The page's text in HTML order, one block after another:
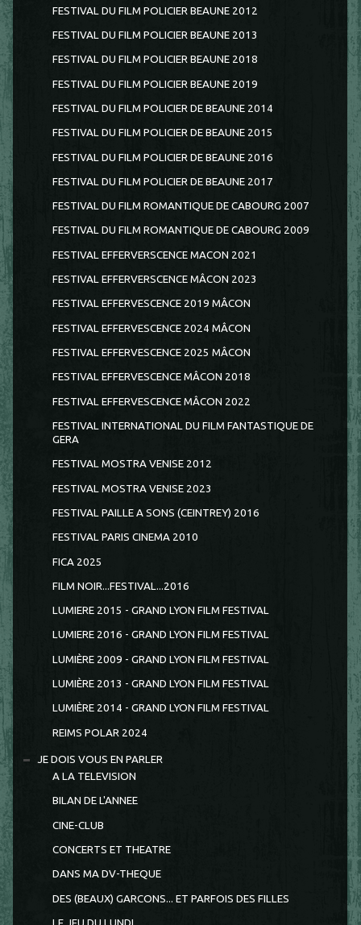
FESTIVAL DU FILM POLICIER BEAUNE 2012
FESTIVAL DU FILM POLICIER BEAUNE 2013
FESTIVAL DU FILM POLICIER BEAUNE 2018
FESTIVAL DU FILM POLICIER BEAUNE 2019
FESTIVAL DU FILM POLICIER DE BEAUNE 2014
FESTIVAL DU FILM POLICIER DE BEAUNE 2015
FESTIVAL DU FILM POLICIER DE BEAUNE 2016
FESTIVAL DU FILM POLICIER DE BEAUNE 2017
FESTIVAL DU FILM ROMANTIQUE DE CABOURG 2007
FESTIVAL DU FILM ROMANTIQUE DE CABOURG 2009
FESTIVAL EFFERVERSCENCE MACON 2021
FESTIVAL EFFERVERSCENCE MÂCON 2023
FESTIVAL EFFERVESCENCE 2019 MÂCON
FESTIVAL EFFERVESCENCE 2024 MÂCON
FESTIVAL EFFERVESCENCE 2025 MÂCON
FESTIVAL EFFERVESCENCE MÂCON 2018
FESTIVAL EFFERVESCENCE MÂCON 2022
FESTIVAL INTERNATIONAL DU FILM FANTASTIQUE DE
GERA
FESTIVAL MOSTRA VENISE 2012
FESTIVAL MOSTRA VENISE 2023
FESTIVAL PAILLE A SONS (CEINTREY) 2016
FESTIVAL PARIS CINEMA 2010
FICA 2025
FILM NOIR...FESTIVAL...2016
LUMIERE 2015 - GRAND LYON FILM FESTIVAL
LUMIERE 2016 - GRAND LYON FILM FESTIVAL
LUMIÈRE 2009 - GRAND LYON FILM FESTIVAL
LUMIÈRE 2013 - GRAND LYON FILM FESTIVAL
LUMIÈRE 2014 - GRAND LYON FILM FESTIVAL
REIMS POLAR 2024
JE DOIS VOUS EN PARLER
A LA TELEVISION
BILAN DE L'ANNEE
CINE-CLUB
CONCERTS ET THEATRE
DANS MA DV-THEQUE
DES (BEAUX) GARCONS... ET PARFOIS DES FILLES